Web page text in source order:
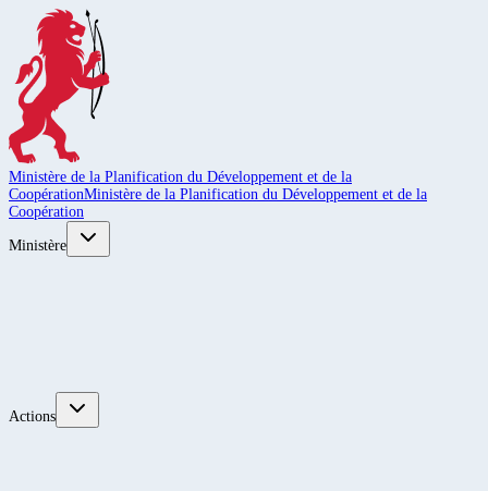
Ministère de la Planification du Développement et de la
CoopérationMinistère de la Planification du Développement et de la
Coopération
Ministère
Actions